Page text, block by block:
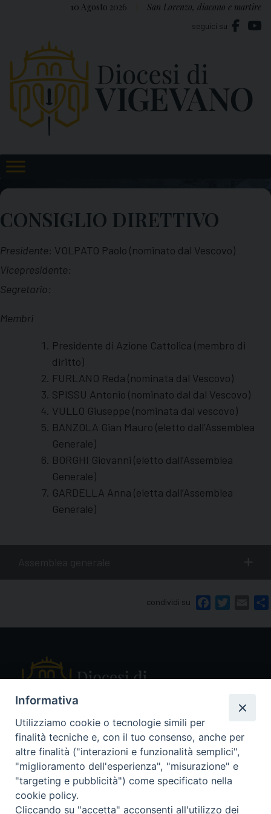
10 Agosto 2026 San Lorenzo, diacono e martire
seguici su
CONSIGLIO DIRETTIVO
Presidente: VOLPATO Paolo (nominato dal Vescovo)
Vicepresidente:
Segretario:
Membri
Presidente di Azione Cattolica (membro di
diritto)
FURLANO Reda (nominata dal Vescovo)
SPISSU Antonio (nominato dal dal Vescovo)
VULLO Giuseppe (nominata dal vescovo)
BANZOLA Gian Mauro (eletto dall’Assemblea
Generale)
BORGHI Giovanni (eletto dall’Assemblea
Generale)
GARDELLA Anna (eletta dall’Assemblea
Generale)
condividi su FacebookTwitter
Piazza Sant'Ambrogio, 14 - 27029 Vigevano PV
Tel. 0381 78053
Fax 0381 696767
curia@diocesivigevano.it
Informativa
Utilizziamo cookie o tecnologie simili per
finalità tecniche e, con il tuo consenso, anche per
altre finalità ("interazioni e funzionalità semplici",
"miglioramento dell'esperienza", "misurazione" e
"targeting e pubblicità") come specificato nella
cookie policy.
Cliccando su "accetta" acconsenti all'utilizzo dei